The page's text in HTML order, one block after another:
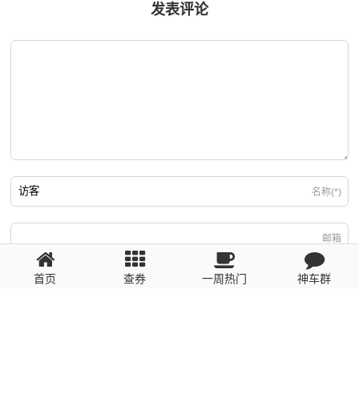
发表评论
名称(*)
邮箱
回复需填写必要信息
首页 查券 一周热门 神车群